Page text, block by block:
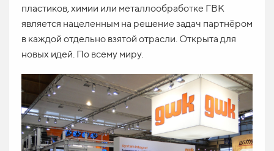
пластиков, химии или металлообработке ГВК
является нацеленным на решение задач партнёром
в каждой отдельно взятой отрасли. Открыта для
новых идей. По всему миру.